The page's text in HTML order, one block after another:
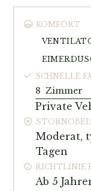
KOMFORT
SCHNELLE
8 Zimmer
Private
Moderat,
Tagen
RICHTLINIE
Ab 5